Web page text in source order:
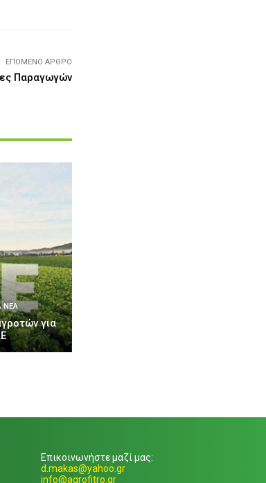
ΕΠΌΜΕΝΟ ΆΡΘΡΟ
Παραγωγών
ΝΈΑ
για
Επικοινωνήστε μαζί μας:
d.makas@yahoo.gr
info@agrofitro.gr